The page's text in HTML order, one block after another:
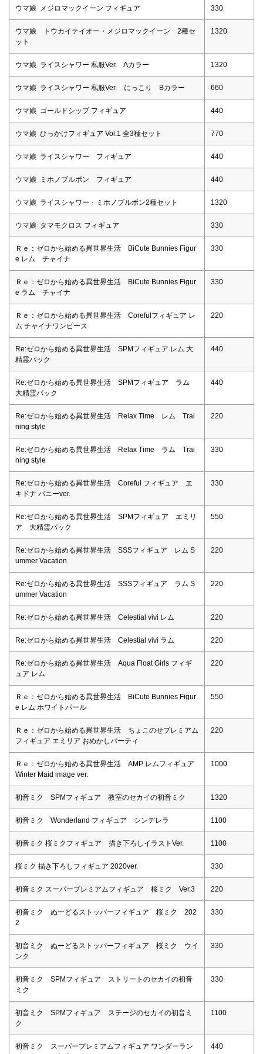
ウマ娘 メジロマックイーン フィギュア 330
ウマ娘 トウカイテイオー・メジロマックイーン 2種セ
ット
1320
ウマ娘 ライスシャワー 私服Ver. Aカラー 1320
ウマ娘 ライスシャワー 私服Ver. にっこり Bカラー 660
ウマ娘 ゴールドシップ フィギュア 440
ウマ娘 ひっかけフィギュア Vol.1 全3種セット 770
ウマ娘 ライスシャワー フィギュア 440
ウマ娘 ミホノブルボン フィギュア 440
ウマ娘 ライスシャワー・ミホノブルボン2種セット 1320
ウマ娘 タマモクロス フィギュア 330
Ｒｅ：ゼロから始める異世界生活 BiCute Bunnies Figur
e レム チャイナ
330
Ｒｅ：ゼロから始める異世界生活 BiCute Bunnies Figur
e ラム チャイナ
330
Ｒｅ：ゼロから始める異世界生活 Corefulフィギュア レ
ム チャイナワンピース
220
Re:ゼロから始める異世界生活 SPMフィギュア レム 大
精霊パック
440
Re:ゼロから始める異世界生活 SPMフィギュア ラム
大精霊パック
440
Re:ゼロから始める異世界生活 Relax Time レム Trai
ning style
220
Re:ゼロから始める異世界生活 Relax Time ラム Trai
ning style
330
Re:ゼロから始める異世界生活 Coreful フィギュア エ
キドナ バニーver.
330
Re:ゼロから始める異世界生活 SPMフィギュア エミリ
ア 大精霊パック
550
Re:ゼロから始める異世界生活 SSSフィギュア レム S
ummer Vacation
220
Re:ゼロから始める異世界生活 SSSフィギュア ラム S
ummer Vacation
220
Re:ゼロから始める異世界生活 Celestial vivi レム 220
Re:ゼロから始める異世界生活 Celestial vivi ラム 220
Re:ゼロから始める異世界生活 Aqua Float Girls フィギ
ュア レム
220
Ｒｅ：ゼロから始める異世界生活 BiCute Bunnies Figur
e レム ホワイトパール
550
Ｒｅ：ゼロから始める異世界生活 ちょこのせプレミアム
フィギュア エミリア おめかしパーティ
220
Ｒｅ：ゼロから始める異世界生活 AMP レムフィギュア
Winter Maid image ver.
1000
初音ミク SPMフィギュア 教室のセカイの初音ミク 1320
初音ミク Wonderland フィギュア シンデレラ 1100
初音ミク 桜ミクフィギュア 描き下ろしイラストVer. 1100
桜ミク 描き下ろしフィギュア 2020ver. 330
初音ミク スーパープレミアムフィギュア 桜ミク Ver.3 220
初音ミク ぬーどるストッパーフィギュア 桜ミク 202
2
330
初音ミク ぬーどるストッパーフィギュア 桜ミク ウイ
ンク
330
初音ミク SPMフィギュア ストリートのセカイの初音
ミク
330
初音ミク SPMフィギュア ステージのセカイの初音ミ
ク
1100
初音ミク スーパープレミアムフィギュア ワンダーラン
440